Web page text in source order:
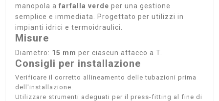
manopola a farfalla verde per una gestione
semplice e immediata. Progettato per utilizzi in
impianti idrici e termoidraulici.
Misure
Diametro: 15 mm per ciascun attacco a T.
Consigli per installazione
Verificare il corretto allineamento delle tubazioni prima
dell'installazione.
Utilizzare strumenti adeguati per il press-fitting al fine di